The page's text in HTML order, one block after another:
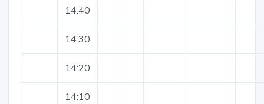
14:40
14:30
14:20
14:10